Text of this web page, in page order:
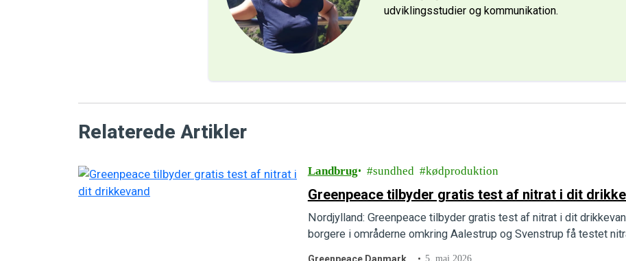
udviklingsstudier og kommunikation.
Relaterede Artikler
Landbrug sundhed kødproduktion
Greenpeace tilbyder gratis test af nitrat i dit
Nordjylland: Greenpeace tilbyder gratis test af nitrat i dit
borgere i områderne omkring Aalestrup og Svenstrup få testet
5. maj 2026